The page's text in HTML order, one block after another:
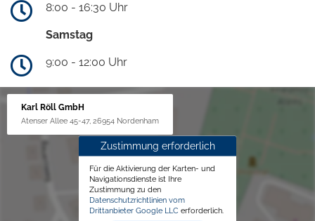
8:00 - 16:30 Uhr
Samstag
9:00 - 12:00 Uhr
Karl Röll GmbH
Atenser Allee 45-47, 26954 Nordenham
Zustimmung erforderlich
Für die Aktivierung der Karten- und
Navigationsdienste ist Ihre
Zustimmung zu den
Datenschutzrichtlinien vom
Drittanbieter Google LLC erforderlich.